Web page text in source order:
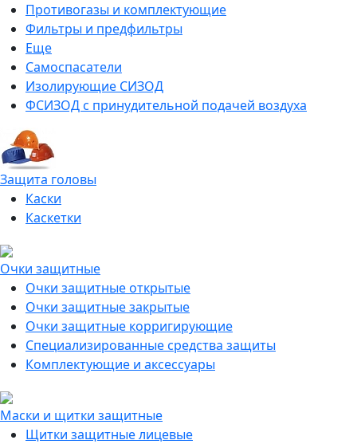
Противогазы и комплектующие
Фильтры и предфильтры
Еще
Самоспасатели
Изолирующие СИЗОД
ФСИЗОД с принудительной подачей воздуха
Защита головы
Каски
Каскетки
Очки защитные
Очки защитные открытые
Очки защитные закрытые
Очки защитные корригирующие
Специализированные средства защиты
Комплектующие и аксессуары
Маски и щитки защитные
Щитки защитные лицевые